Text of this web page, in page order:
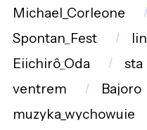
Michael_Corleone
Spontan_Fest
Eiichirô_Oda
sta
ventrem
Bajoro
muzyka_wychowuje